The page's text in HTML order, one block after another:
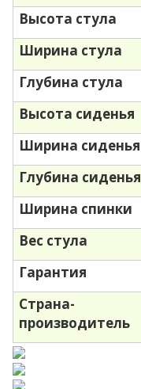
Высота стула
Ширина стула
Глубина стула
Высота сиденья
Ширина сиденья
Глубина сиденья
Ширина спинки
Вес стула
Гарантия
Страна-
производитель